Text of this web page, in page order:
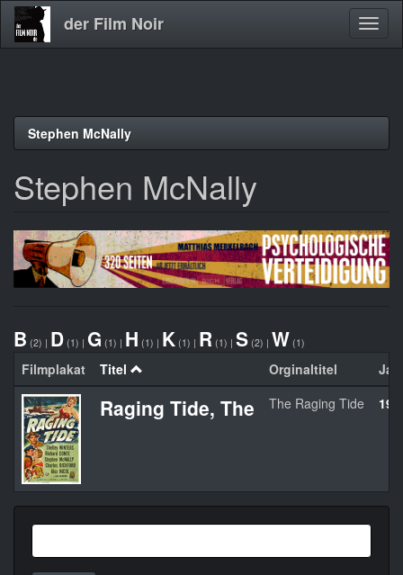
Direkt
der Film Noir
Stephen McNally
Stephen McNally
B (2) | D (1) | G (1) | H (1) | K (1) | R (1) | S (2) | W (1)
Filmplakat Titel Orginaltitel
Raging Tide, The The Raging Tide